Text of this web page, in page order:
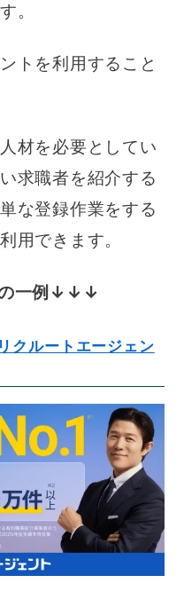
。
トを利用すること
材を必要としてい
求職者を紹介する
な登録作業をする
用できます。
一例↓↓↓
リクルートエージェン